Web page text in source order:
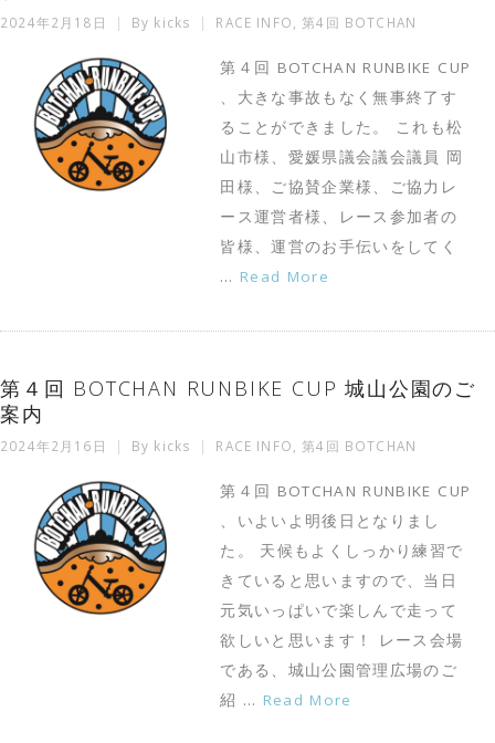
2024年2月18日 By kicks RACE INFO ,第4回 BOTCHAN
第４回 BOTCHAN RUNBIKE CUP
、大きな事故もなく無事終了す
ることができました。 これも松
山市様、愛媛県議会議会議員 岡
田様、ご協賛企業様、ご協力レ
ース運営者様、レース参加者の
皆様、運営のお手伝いをしてく
… Read More
第４回 BOTCHAN RUNBIKE CUP 城山公園のご
案内
2024年2月16日 By kicks RACE INFO ,第4回 BOTCHAN
第４回 BOTCHAN RUNBIKE CUP
、いよいよ明後日となりまし
た。 天候もよくしっかり練習で
きていると思いますので、当日
元気いっぱいで楽しんで走って
欲しいと思います！ レース会場
である、城山公園管理広場のご
紹 … Read More